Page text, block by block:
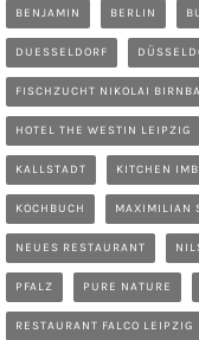
BENJAMIN BERLIN
DUESSELDORF
FISCHZUCHT NIKOLAI
HOTEL THE WESTIN LEIPZIG
KALLSTADT KITCHEN
KOCHBUCH MAXIMILIAN
NEUES RESTAURANT
PFALZ PURE NATURE
RESTAURANT FALCO LEIPZIG